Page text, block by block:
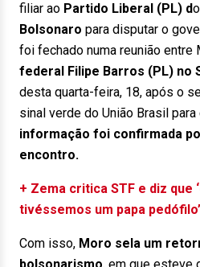
filiar ao Partido Liberal (PL) d
Bolsonaro para disputar o
foi fechado numa reunião entre
federal Filipe Barros (PL) no
desta quarta-feira, 18, após o
sinal verde do União Brasil para
informação foi confirmada
encontro.
+ Zema critica STF e diz que
tivéssemos um papa pedófilo’
Com isso, Moro sela um